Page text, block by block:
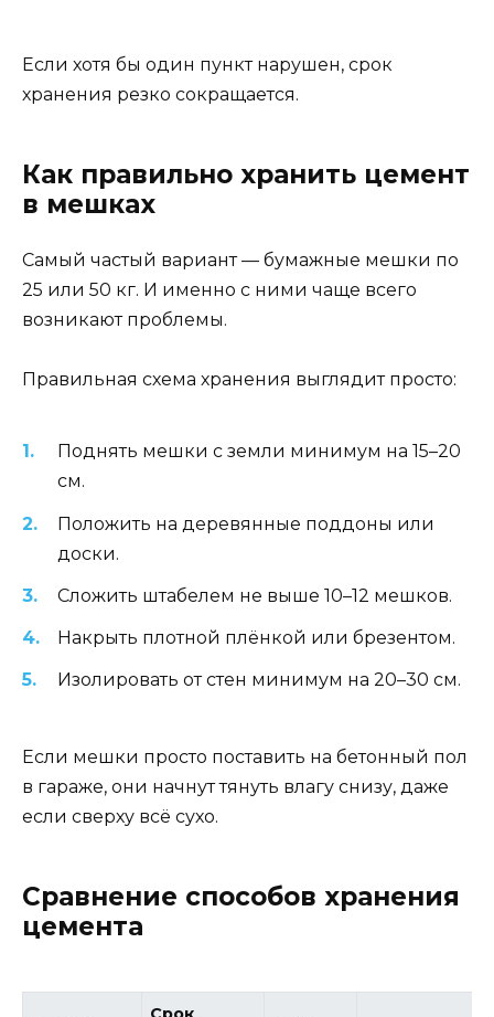
Если хотя бы один пункт нарушен, срок
хранения резко сокращается.
Как правильно хранить цемент
в мешках
Самый частый вариант — бумажные мешки по
25 или 50 кг. И именно с ними чаще всего
возникают проблемы.
Правильная схема хранения выглядит просто:
Поднять мешки с земли минимум на 15–20
см.
Положить на деревянные поддоны или
доски.
Сложить штабелем не выше 10–12 мешков.
Накрыть плотной плёнкой или брезентом.
Изолировать от стен минимум на 20–30 см.
Если мешки просто поставить на бетонный пол
в гараже, они начнут тянуть влагу снизу, даже
если сверху всё сухо.
Сравнение способов хранения
цемента